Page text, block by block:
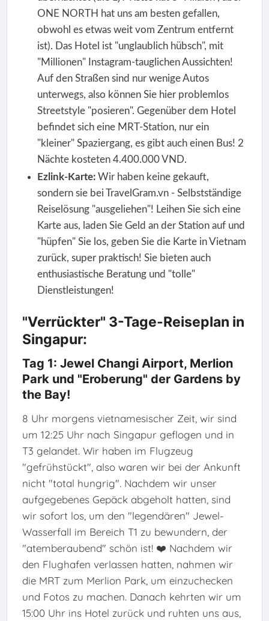
ONE NORTH hat uns am besten gefallen,
obwohl es etwas weit vom Zentrum entfernt
ist). Das Hotel ist "unglaublich hübsch", mit
"Millionen" Instagram-tauglichen Aussichten!
Auf den Straßen sind nur wenige Autos
unterwegs, also können Sie hier problemlos
Streetstyle "posieren". Gegenüber dem Hotel
befindet sich eine MRT-Station, nur ein
"kleiner" Spaziergang, es gibt auch einen Bus! 2
Nächte kosteten 4.400.000 VND.
Ezlink-Karte:Wir haben keine gekauft,
sondern sie bei TravelGram.vn - Selbstständige
Reiselösung "ausgeliehen"! Leihen Sie sich eine
Karte aus, laden Sie Geld an der Station auf und
"hüpfen" Sie los, geben Sie die Karte in Vietnam
zurück, super praktisch! Sie bieten auch
enthusiastische Beratung und "tolle"
Dienstleistungen!
"Verrückter" 3-Tage-Reiseplan in
Singapur:
Tag 1: Jewel Changi Airport, Merlion
Park und "Eroberung" der Gardens by
the Bay!
8 Uhr morgens vietnamesischer Zeit, wir sind
um 12:25 Uhr nach Singapur geflogen und in
T3 gelandet. Wir haben im Flugzeug
"gefrühstückt", also waren wir bei der Ankunft
nicht "total hungrig". Nachdem wir unser
aufgegebenes Gepäck abgeholt hatten, sind
wir sofort los, um den "legendären" Jewel-
Wasserfall im Bereich T1 zu bewundern, der
"atemberaubend" schön ist! ❤️ Nachdem wir
den Flughafen verlassen hatten, nahmen wir
die MRT zum Merlion Park, um einzuchecken
und Fotos zu machen. Danach kehrten wir um
15:00 Uhr ins Hotel zurück und ruhten uns aus,